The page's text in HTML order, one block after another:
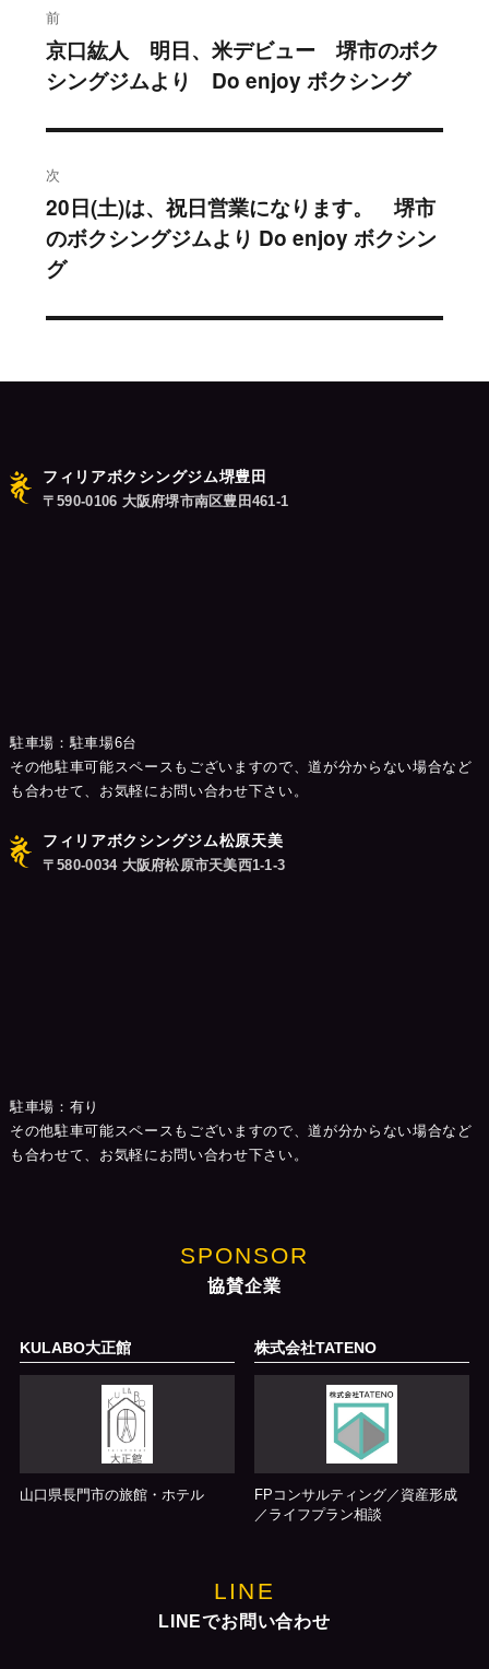
稿
ナ
ビ
ゲ
ー
シ
ョ
前
過
去
稿:
京口紘人 明日、米デビュー 堺市のボク
シングジムより Do enjoy ボクシング
次
次
の
投
20日(土)は、祝日営業になります。 堺市
のボクシングジムより Do enjoy ボクシン
グ
フィリアボクシングジム堺豊田
〒590-0106 大阪府堺市南区豊田461-1
駐車場：駐車場6台
その他駐車可能スペースもございますので、道が分からない場合など
も合わせて、お気軽にお問い合わせ下さい。
フィリアボクシングジム松原天美
〒580-0034 大阪府松原市天美西1-1-3
駐車場：有り
その他駐車可能スペースもございますので、道が分からない場合など
も合わせて、お気軽にお問い合わせ下さい。
SPONSOR
協賛企業
KULABO大正館
山口県長門市の旅館・ホテル
株式会社TATENO
FPコンサルティング／資産形成
／ライフプラン相談
LINE
LINEでお問い合わせ